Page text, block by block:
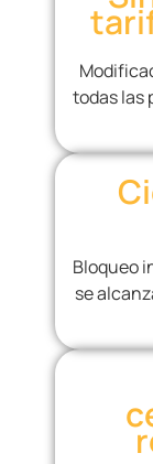
todas las
Bloqueo
se